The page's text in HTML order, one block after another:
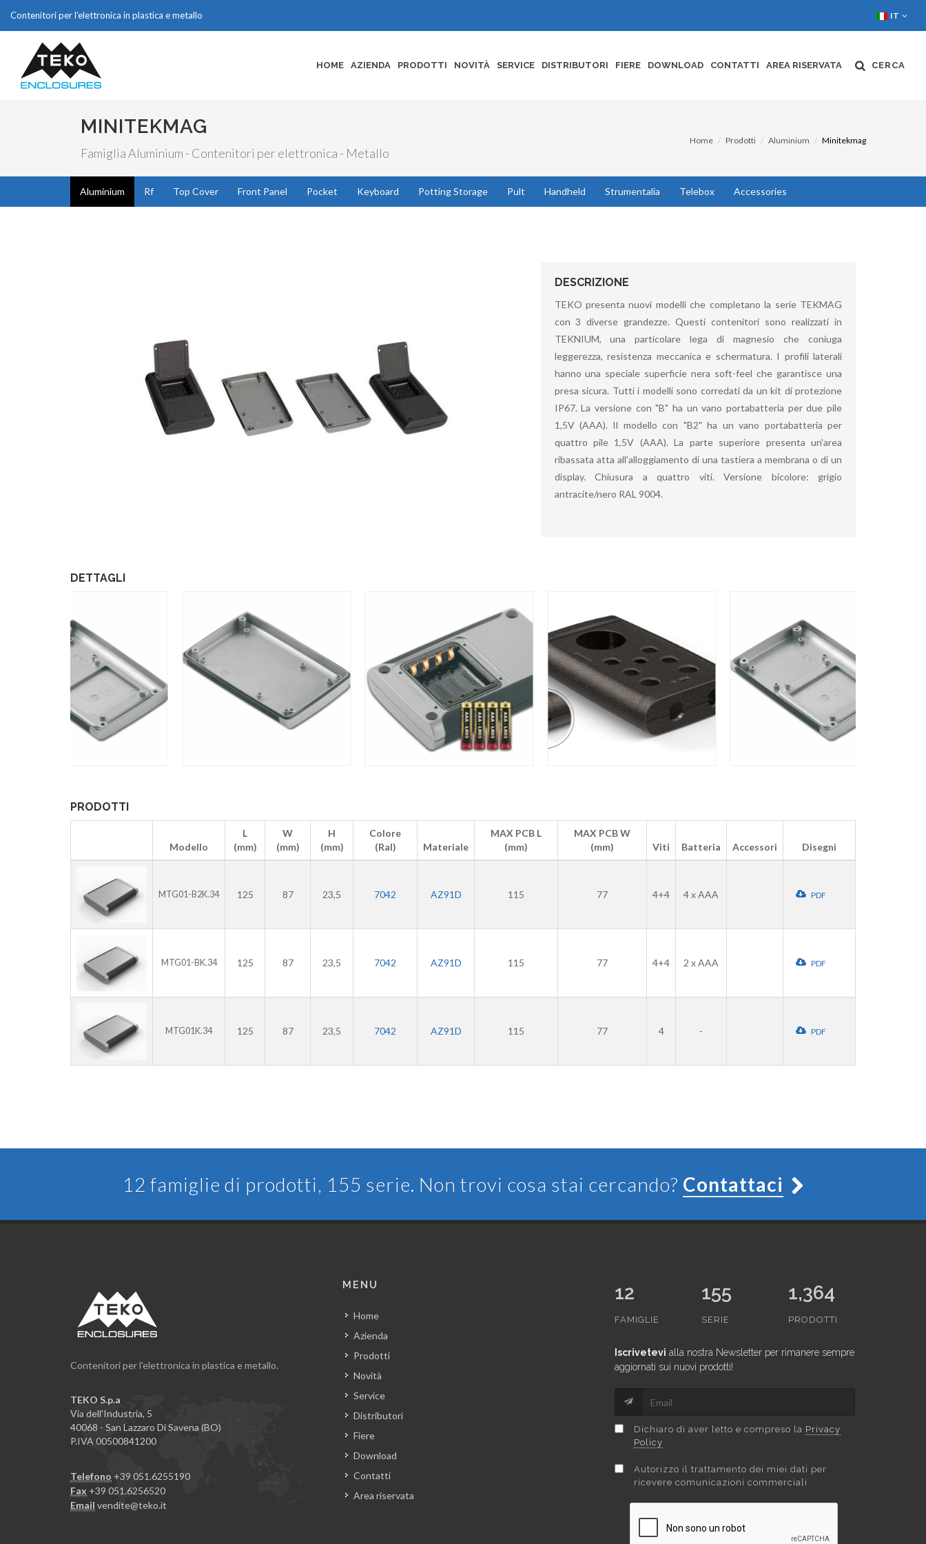
Contenitori per l'elettronica in plastica e metallo IT
HOME AZIENDA PRODOTTI NOVITÀ SERVICE DISTRIBUTORI FIERE DOWNLOAD CONTATTI AREA RISERVATA CERCA
MINITEKMAG
Famiglia Aluminium - Contenitori per elettronica - Metallo
Home Prodotti Aluminium Minitekmag
Aluminium Rf Top Cover Front Panel Pocket Keyboard Potting Storage Pult Handheld Strumentalia Telebox Accessories
DESCRIZIONE
TEKO presenta nuovi modelli che completano la serie TEKMAG
con 3 diverse grandezze. Questi contenitori sono realizzati in
TEKNIUM, una particolare lega di magnesio che coniuga
leggerezza, resistenza meccanica e schermatura. I profili laterali
hanno una speciale superficie nera soft-feel che garantisce una
presa sicura. Tutti i modelli sono corredati da un kit di protezione
IP67. La versione con "B" ha un vano portabatteria per due pile
1,5V (AAA). Il modello con "B2" ha un vano portabatteria per
quattro pile 1,5V (AAA). La parte superiore presenta un'area
ribassata atta all'alloggiamento di una tastiera a membrana o di un
display. Chiusura a quattro viti. Versione bicolore: grigio
antracite/nero RAL 9004.
DETTAGLI
PRODOTTI
Modello
L
(mm)
W
(mm)
H
(mm)
Colore
(Ral)
Materiale
MAX PCB L
(mm)
MAX PCB W
(mm)
Viti Batteria Accessori Disegni
MTG01-B2K.34 125 87 23,5 7042 AZ91D 115 77 4+4 4 x AAA PDF
MTG01-BK.34 125 87 23,5 7042 AZ91D 115 77 4+4 2 x AAA PDF
MTG01K.34 125 87 23,5 7042 AZ91D 115 77 4 - PDF
12 famiglie di prodotti, 155 serie. Non trovi cosa stai cercando? Contattaci
Contenitori per l'elettronica in plastica e metallo.
TEKO S.p.a
Via dell'Industria, 5
40068 - San Lazzaro Di Savena (BO)
P.IVA 00500841200
Telefono +39 051.6255190
Fax +39 051.6256520
Email vendite@teko.it
MENU
Home
Azienda
Prodotti
Novità
Service
Distributori
Fiere
Download
Contatti
Area riservata
12
FAMIGLIE
155
SERIE
1,364
PRODOTTI
Iscrivetevi alla nostra Newsletter per rimanere sempre
aggiornati sui nuovi prodotti!
Dichiaro di aver letto e compreso la Privacy
Policy
Autorizzo il trattamento dei miei dati per
ricevere comunicazioni commerciali